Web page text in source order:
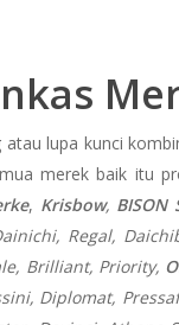
lupa kunci
merek baik itu
, Krisbow, BISON
Regal,
Brilliant, Priority,
Diplomat,